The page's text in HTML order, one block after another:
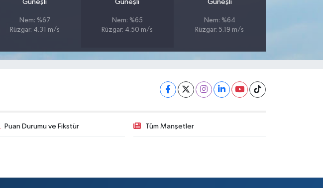
Güneşli
Nem: %67
Rüzgar: 4.31 m/s
Güneşli
Nem: %65
Rüzgar: 4.50 m/s
Güneşli
Nem: %64
Rüzgar: 5.19 m/s
Puan Durumu ve Fikstür Tüm Manşetler